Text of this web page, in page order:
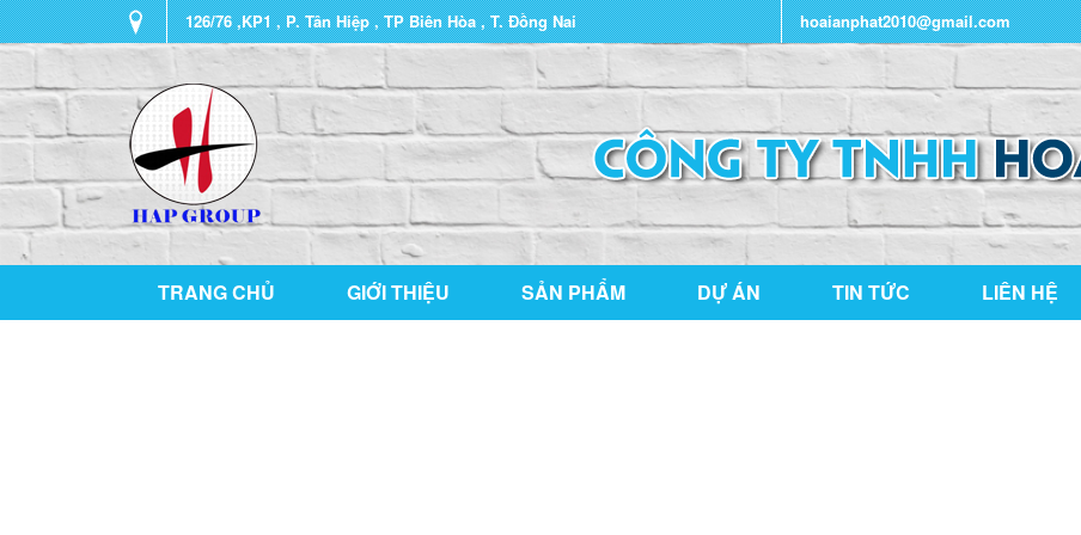
126/76 ,KP1 , P. Tân Hiệp , TP Biên Hòa , T. Đồng Nai hoaianphat2010@gmail.com
TRANG CHỦ GIỚI THIỆU SẢN PHẨM DỰ ÁN TIN TỨC LIÊN HỆ